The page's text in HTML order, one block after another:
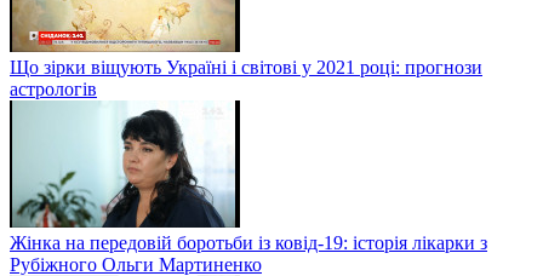
Що зірки віщують Україні і світові у 2021 році: прогнози
астрологів
Жінка на передовій боротьби із ковід-19: історія лікарки з
Рубіжного Ольги Мартиненко